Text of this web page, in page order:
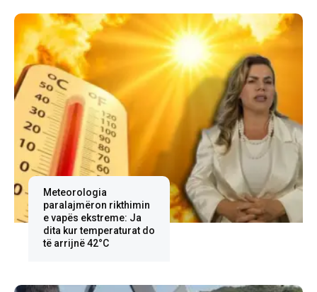
Meteorologia
paralajmëron rikthimin
e vapës ekstreme: Ja
dita kur temperaturat do
të arrijnë 42°C